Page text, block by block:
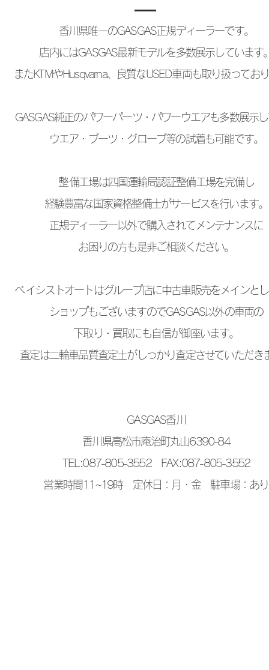
香川県唯一のGASGAS正規ディーラーです。
店内にはGASGAS最新モデルを多数展示しています
またKTMやHusqvarna、良質なUSED車両も取り扱ってお
GASGAS純正のパワーパーツ・パワーウエアも多数展示
ウエア・ブーツ・グローブ等の試着も可能です。
​整備工場は四国運輸局認証整備工場を完備し
経験豊富な国家資格整備士がサービスを行います。
正規ディーラー以外で購入されてメンテナンスに
お困りの方も是非ご相談ください。
ベイシストオートはグループ店に中古車販売をメインと
ショップもございますのでGASGAS以外の車両の
下取り・買取にも自信が御座います。
査定は二輪車品質査定士がしっかり査定させていただき
GASGAS香川
香川県高松市庵治町丸山6390-84
TEL:087-805-3552 FAX:087-805-3552
営業時間11~19時 ​定休日：月・金 駐車場：あり